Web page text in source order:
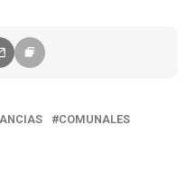
COMUNALES